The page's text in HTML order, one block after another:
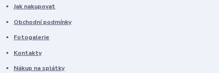
Jak nakupovat
Obchodní podmínky
Fotogalerie
Kontakty
Nákup na splátky